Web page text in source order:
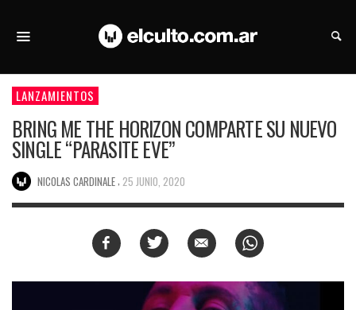
LANZAMIENTOS
BRING ME THE HORIZON COMPARTE SU NUEVO
SINGLE “PARASITE EVE”
NICOLAS CARDINALE 25 JUNIO, 2020